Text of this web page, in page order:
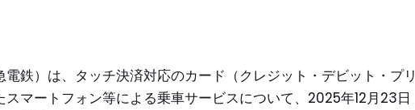
鉄）は、タッチ決済対応のカード（クレジット・デビット・プリ
マートフォン等による乗車サービスについて、2025年12月23日